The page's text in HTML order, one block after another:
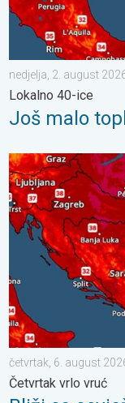
nedjelja, 2. august
Lokalno 40-ice
Još malo
Bliži se osvježenje
četvrtak, 6. august
Četvrtak vrlo vruć